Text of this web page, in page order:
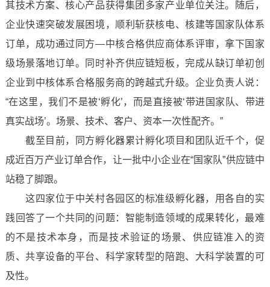
其技术方案、核心产品获得集团多家产业单位关注。随后，
企业快速突破发展困境，顺利斩获核电、核建等国家队体系
订单，成功通过同方—中核合格供应商体系评审，拿下国家
级场景落地订单。同时补齐供应链短板，完成从缺订单初创
企业到中核体系合格服务商的跨越式升级。企业负责人说：
“在这里，我们不是被‘孵化’，而是直接被‘带进国家队、带进
真实战场’。场景、技术、客户、资本一次性配齐。”
截至目前，同方孵化器累计孵化项目和团队近千个，促
成近百万产业订单合作，让一批中小企业在“国家队”供应链中
站稳了脚跟。
这四家位于中关村各园区的标准级孵化器，用各自的实
践回答了一个共同的问题：智能制造领域的成果转化，最难
的不是技术本身，而是技术验证的场景、供应链准入的资
质、共享设备的平台、科学家转型的陪跑、大科学装置的可
及性。